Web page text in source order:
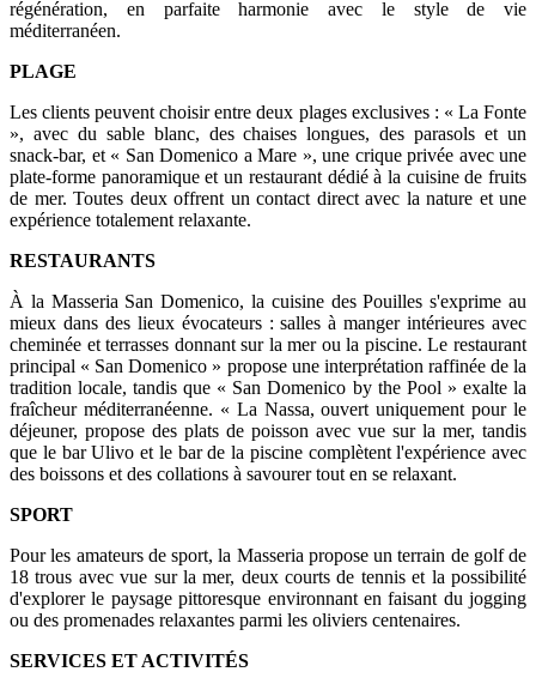
régénération, en parfaite harmonie avec le style de vie
méditerranéen.
PLAGE
Les clients peuvent choisir entre deux plages exclusives : « La Fonte
», avec du sable blanc, des chaises longues, des parasols et un
snack-bar, et « San Domenico a Mare », une crique privée avec une
plate-forme panoramique et un restaurant dédié à la cuisine de fruits
de mer. Toutes deux offrent un contact direct avec la nature et une
expérience totalement relaxante.
RESTAURANTS
À la Masseria San Domenico, la cuisine des Pouilles s'exprime au
mieux dans des lieux évocateurs : salles à manger intérieures avec
cheminée et terrasses donnant sur la mer ou la piscine. Le restaurant
principal « San Domenico » propose une interprétation raffinée de la
tradition locale, tandis que « San Domenico by the Pool » exalte la
fraîcheur méditerranéenne. « La Nassa, ouvert uniquement pour le
déjeuner, propose des plats de poisson avec vue sur la mer, tandis
que le bar Ulivo et le bar de la piscine complètent l'expérience avec
des boissons et des collations à savourer tout en se relaxant.
SPORT
Pour les amateurs de sport, la Masseria propose un terrain de golf de
18 trous avec vue sur la mer, deux courts de tennis et la possibilité
d'explorer le paysage pittoresque environnant en faisant du jogging
ou des promenades relaxantes parmi les oliviers centenaires.
SERVICES ET ACTIVITÉS